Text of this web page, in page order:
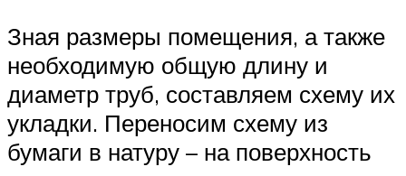
Зная размеры помещения, а также
необходимую общую длину и
диаметр труб, составляем схему их
укладки. Переносим схему из
бумаги в натуру – на поверхность